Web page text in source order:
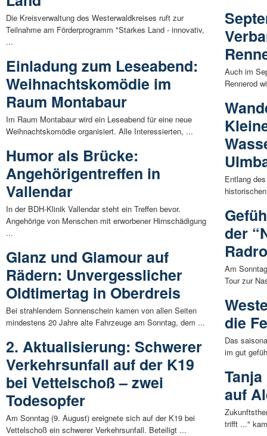
Die Kreisverwaltung des Westerwaldkreises ruft zur
Teilnahme am Förderprogramm "Starkes Land - innovativ,
...
Einladung zum Leseabend:
Weihnachtskomödie im
Raum Montabaur
Im Raum Montabaur wird ein Leseabend für eine neue
Weihnachtskomödie organisiert. Alle Interessierten, ...
Humor als Brücke:
Angehörigentreffen in
Vallendar
In der BDH-Klinik Vallendar steht ein Treffen bevor.
Angehörige von Menschen mit erworbener Hirnschädigung
...
Glanz und Glamour auf
Rädern: Unvergesslicher
Oldtimertag in Oberdreis
Bei strahlendem Sonnenschein kamen von allen Seiten
mindestens 20 Jahre alte Fahrzeuge am Sonntag, dem ...
2. Aktualisierung: Schwerer
Verkehrsunfall auf der K19
bei Vettelschoß – zwei
Todesopfer
Am Sonntag (9. August) ereignete sich auf der K19 bei
Vettelschoß ein schwerer Verkehrsunfall. Beteiligt ...
Auch im
Rennerod
Entlang
der
Am
Tour zur
die
Das
im gut
auf
trifft ..."